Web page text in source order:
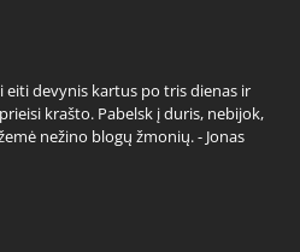
eiti devynis kartus po tris dienas ir
krašto. Pabelsk į duris, nebijok,
nežino blogų žmonių. - Jonas